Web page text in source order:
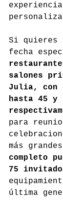
Si quieres
fecha
salones
Julia, con
hasta 45 y
para
más
completo
75
última